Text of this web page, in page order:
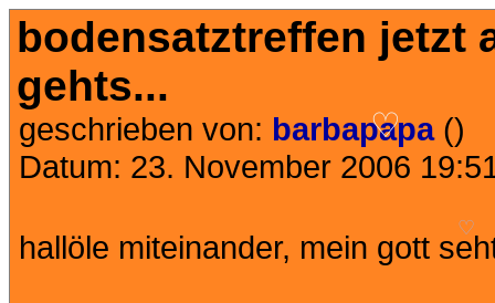
♡
♡
bodensatztreffen jetzt
gehts...
geschrieben von: barbapapa ()
Datum: 23. November 2006
hallöle miteinander, mein gott